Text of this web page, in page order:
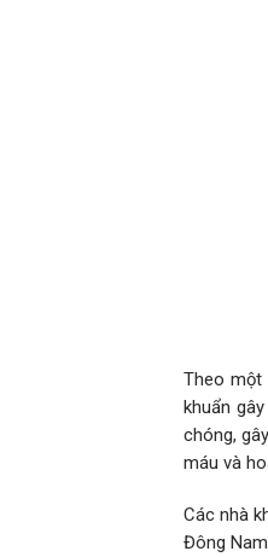
Theo một
khuẩn
chóng,
máu và
Các nhà
Đông